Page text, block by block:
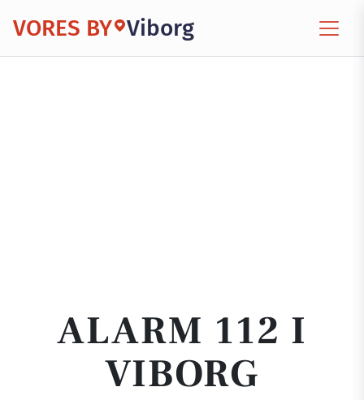
VORES BY Viborg
ALARM 112 I
VIBORG